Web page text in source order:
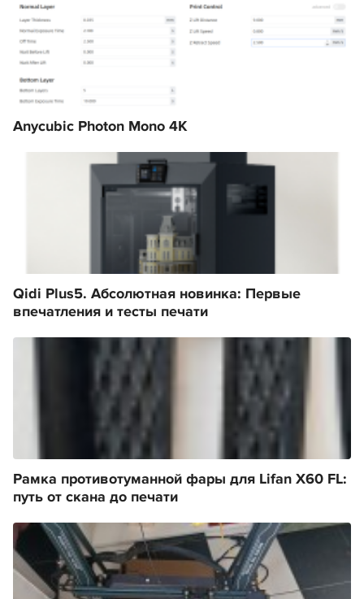
Anycubic Photon Mono 4K
Qidi Plus5. Абсолютная новинка: Первые
впечатления и тесты печати
Рамка противотуманной фары для Lifan X60 FL:
путь от скана до печати